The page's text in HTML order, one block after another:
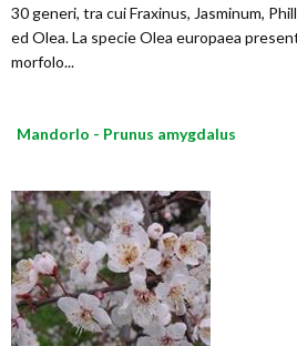
30 generi, tra cui Fraxinus, Jasminum,
ed Olea. La specie Olea europaea
morfolo...
Mandorlo - Prunus amygdalus